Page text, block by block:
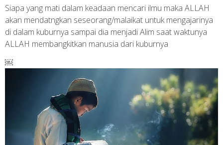
Siapa yang mati dalam keadaan mencari ilmu maka ALLAH
akan mendatngkan seseorang/malaikat untuk mengajarinya
di dalam kuburnya sampai dia menjadi Alim saat waktunya
ALLAH membangkitkan manusia dari kuburnya
￼